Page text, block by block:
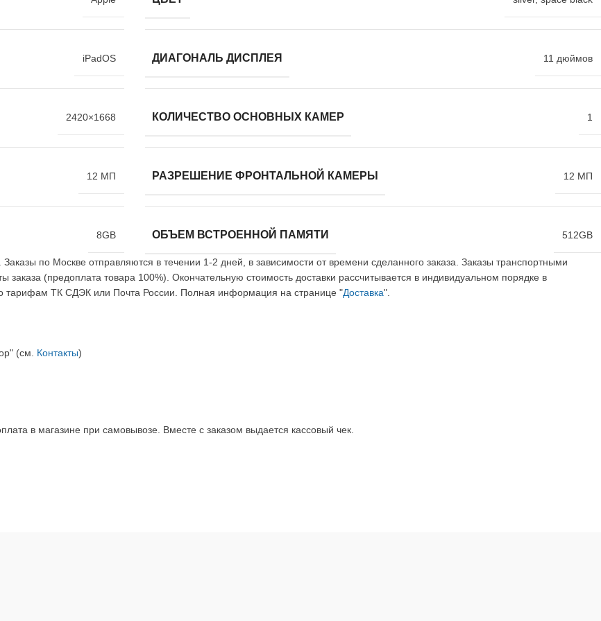
iPadOS ДИАГОНАЛЬ ДИСПЛЕЯ 11 дюймов
2420×1668 КОЛИЧЕСТВО ОСНОВНЫХ КАМЕР 1
12 МП РАЗРЕШЕНИЕ ФРОНТАЛЬНОЙ КАМЕРЫ 12 МП
8GB ОБЪЕМ ВСТРОЕННОЙ ПАМЯТИ 512GB
по Москве отправляются в течении 1-2 дней, в зависимости от времени сделанного заказа. Заказы транспортными
(предоплата товара 100%). Окончательную стоимость доставки рассчитывается в индивидуальном порядке в
тарифам ТК СДЭК или Почта России. Полная информация на странице "Доставка".
(см. Контакты)
в магазине при самовывозе. Вместе с заказом выдается кассовый чек.